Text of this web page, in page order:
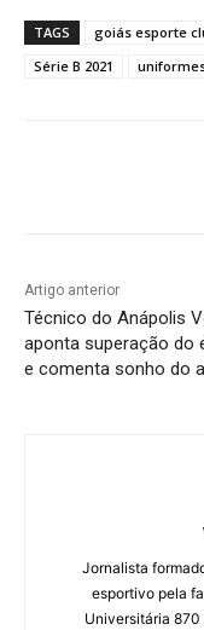
TAGS goiás esporte
Série B 2021
Artigo anterior
Técnico do Anápolis
aponta superação do
e comenta sonho do
Jornalista
esportivo pela
Universitária 870